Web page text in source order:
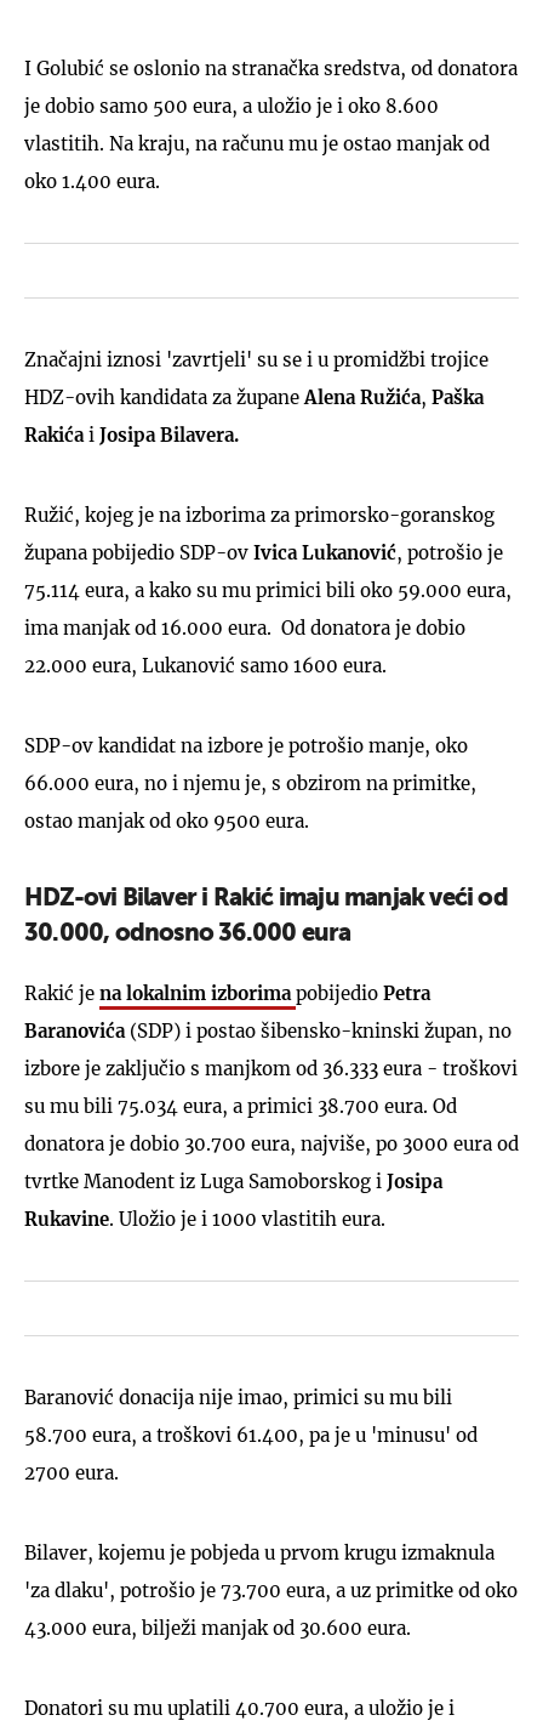
I Golubić se oslonio na stranačka sredstva, od donatora
je dobio samo 500 eura, a uložio je i oko 8.600
vlastitih. Na kraju, na računu mu je ostao manjak od
oko 1.400 eura.
Značajni iznosi 'zavrtjeli' su se i u promidžbi trojice
HDZ-ovih kandidata za župane Alena Ružića, Paška
Rakića i Josipa Bilavera.
Ružić, kojeg je na izborima za primorsko-goranskog
župana pobijedio SDP-ov Ivica Lukanović, potrošio je
75.114 eura, a kako su mu primici bili oko 59.000 eura,
ima manjak od 16.000 eura. Od donatora je dobio
22.000 eura, Lukanović samo 1600 eura.
SDP-ov kandidat na izbore je potrošio manje, oko
66.000 eura, no i njemu je, s obzirom na primitke,
ostao manjak od oko 9500 eura.
HDZ-ovi Bilaver i Rakić imaju manjak veći od
30.000, odnosno 36.000 eura
Rakić je na lokalnim izborima pobijedio Petra
Baranovića (SDP) i postao šibensko-kninski župan, no
izbore je zaključio s manjkom od 36.333 eura - troškovi
su mu bili 75.034 eura, a primici 38.700 eura. Od
donatora je dobio 30.700 eura, najviše, po 3000 eura od
tvrtke Manodent iz Luga Samoborskog i Josipa
Rukavine. Uložio je i 1000 vlastitih eura.
Baranović donacija nije imao, primici su mu bili
58.700 eura, a troškovi 61.400, pa je u 'minusu' od
2700 eura.
Bilaver, kojemu je pobjeda u prvom krugu izmaknula
'za dlaku', potrošio je 73.700 eura, a uz primitke od oko
43.000 eura, bilježi manjak od 30.600 eura.
Donatori su mu uplatili 40.700 eura, a uložio je i